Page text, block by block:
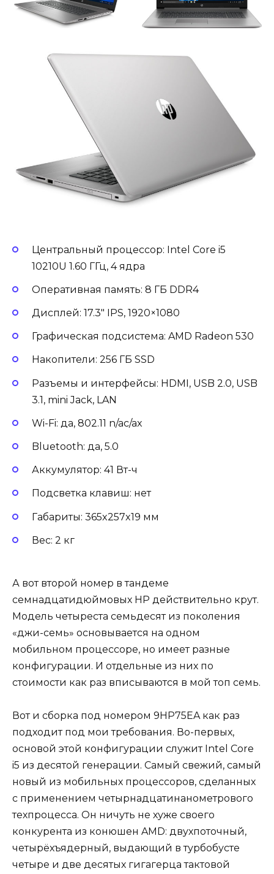
Центральный процессор: Intel Core i5
10210U 1.60 ГГц, 4 ядра
Оперативная память: 8 ГБ DDR4
Дисплей: 17.3″ IPS, 1920×1080
Графическая подсистема: AMD Radeon 530
Накопители: 256 ГБ SSD
Разъемы и интерфейсы: HDMI, USB 2.0, USB
3.1, mini Jack, LAN
Wi-Fi: да, 802.11 n/ac/ax
Bluetooth: да, 5.0
Аккумулятор: 41 Вт-ч
Подсветка клавиш: нет
Габариты: 365x257x19 мм
Вес: 2 кг
А вот второй номер в тандеме
семнадцатидюймовых HP действительно крут.
Модель четыреста семьдесят из поколения
«джи-семь» основывается на одном
мобильном процессоре, но имеет разные
конфигурации. И отдельные из них по
стоимости как раз вписываются в мой топ семь.
Вот и сборка под номером 9HP75EA как раз
подходит под мои требования. Во-первых,
основой этой конфигурации служит Intel Core
i5 из десятой генерации. Самый свежий, самый
новый из мобильных процессоров, сделанных
с применением четырнадцатинанометрового
техпроцесса. Он ничуть не хуже своего
конкурента из конюшен AMD: двухпоточный,
четырёхъядерный, выдающий в турбобусте
четыре и две десятых гигагерца тактовой